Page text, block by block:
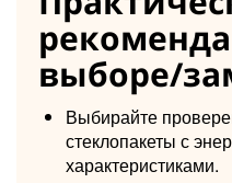
выборе/
Выбирайте
стеклопакеты с
характеристиками.